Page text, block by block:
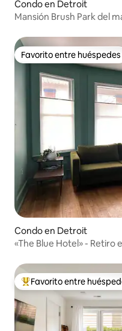
Condo en Detroit
Mansión Brush Park del
Favorito entre huéspedes
Favorito entre huéspedes
Condo en Detroit
«The Blue Hotel» - Retiro
Favorito entre huéspedes
Favorito entre